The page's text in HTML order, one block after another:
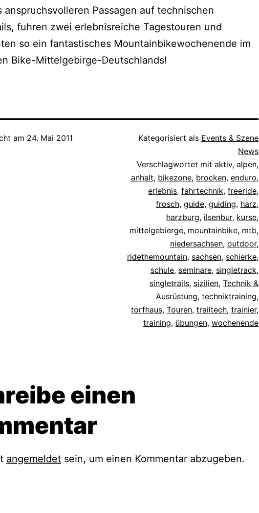
anspruchsvolleren Passagen auf technischen
fuhren zwei erlebnisreiche Tagestouren und
so ein fantastisches Mountainbikewochenende im
Bike-Mittelgebirge-Deutschlands!
am 24. Mai 2011 Kategorisiert als Events & Szene
News
Verschlagwortet mit aktiv, alpen,
anhalt, bikezone, brocken, enduro,
erlebnis, fahrtechnik, freeride,
frosch, guide, guiding, harz,
harzburg, ilsenbur, kurse,
mittelgebierge, mountainbike, mtb,
niedersachsen, outdoor,
ridethemountain, sachsen, schierke,
schule, seminare, singletrack,
singletrails, sizilien, Technik &
Ausrüstung, techniktraining,
torfhaus, Touren, trailtech, trainier,
training, übungen, wochenende
einen
angemeldet sein, um einen Kommentar abzugeben.